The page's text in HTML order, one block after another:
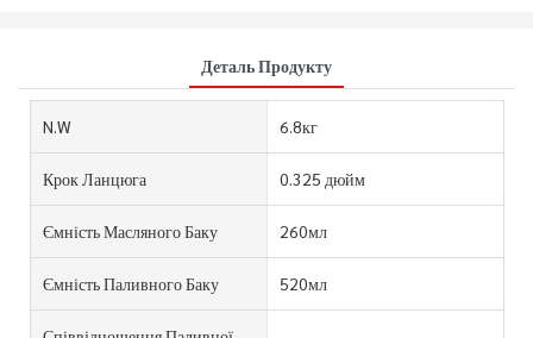
Деталь Продукту
N.W 6.8кг
Крок Ланцюга 0.325 дюйм
Ємність Масляного Баку 260мл
Ємність Паливного Баку 520мл